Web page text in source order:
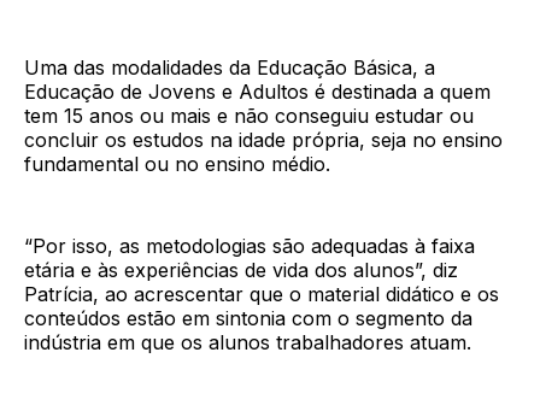
Uma das modalidades da Educação Básica, a
Educação de Jovens e Adultos é destinada a quem
tem 15 anos ou mais e não conseguiu estudar ou
concluir os estudos na idade própria, seja no ensino
fundamental ou no ensino médio.
“Por isso, as metodologias são adequadas à faixa
etária e às experiências de vida dos alunos”, diz
Patrícia, ao acrescentar que o material didático e os
conteúdos estão em sintonia com o segmento da
indústria em que os alunos trabalhadores atuam.